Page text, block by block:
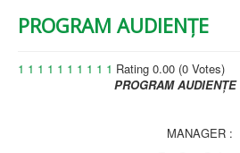
PROGRAM AUDIENȚE
1 1 1 1 1 1 1 1 1 1 Rating 0.00 (0 Votes)
PROGRAM AUDIENȚE
MANAGER :